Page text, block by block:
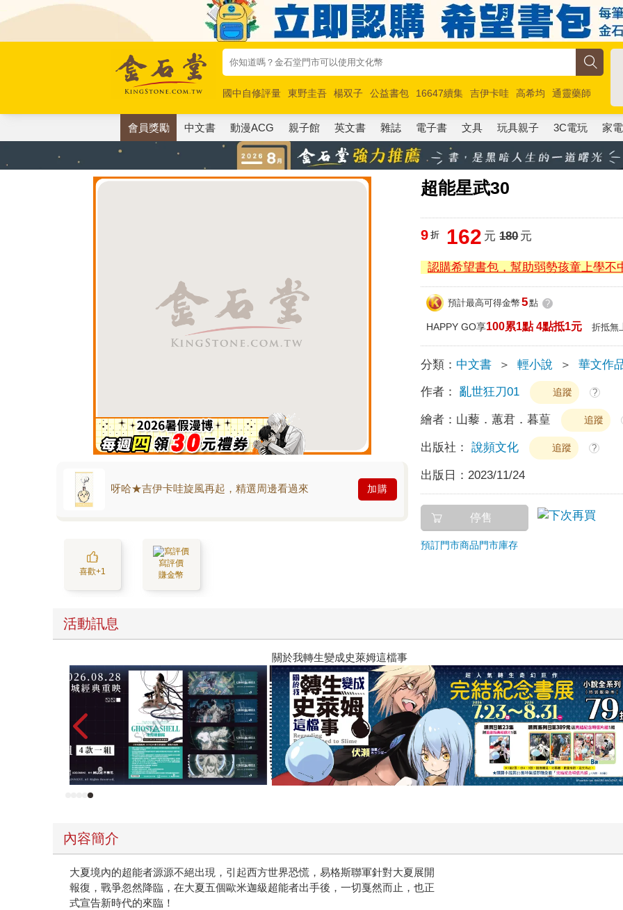
國中自修評量 東野圭吾 楊双子 公益書包 16647續集 吉伊卡哇 高希均
通靈藥師
會員獎勵 中文書 動漫ACG 親子館 英文書 雜誌 電子書 文具 玩具親子 3C電玩 家電
超能星武30
呀哈★吉伊卡哇旋風再起，精選周邊看過來 加購
喜歡+1
寫評價
賺金幣
9 折 162 元 180元
認購希望書包，幫助弱勢孩童上學不
預計最高可得金幣 5點 ?
HAPPY GO享100累1點 4點抵1元 折抵無
分類： 中文書 ＞ 輕小說 ＞ 華文作
作者： 亂世狂刀01 追蹤 ?
繪者： 山藜．蕙君．暮葟 追蹤
出版社： 說頻文化 追蹤 ?
出版日： 2023/11/24
停售
預訂門市商品門市庫存
活動訊息
關於我轉生變成史萊姆這檔事
內容簡介
大夏境內的超能者源源不絕出現，引起西方世界恐慌，易格斯聯軍針對大夏展開
報復，戰爭忽然降臨，在大夏五個歐米迦級超能者出手後，一切戛然而止，也正
式宣告新時代的來臨！